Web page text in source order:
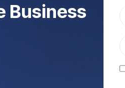
Business